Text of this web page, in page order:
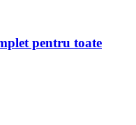
pentru toate